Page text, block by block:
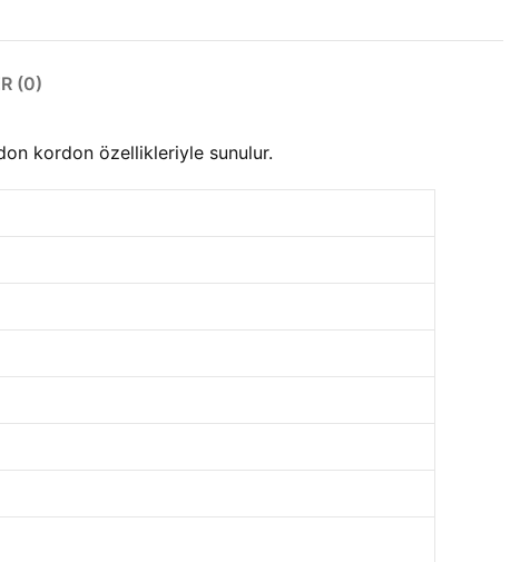
(0)
kordon özellikleriyle sunulur.